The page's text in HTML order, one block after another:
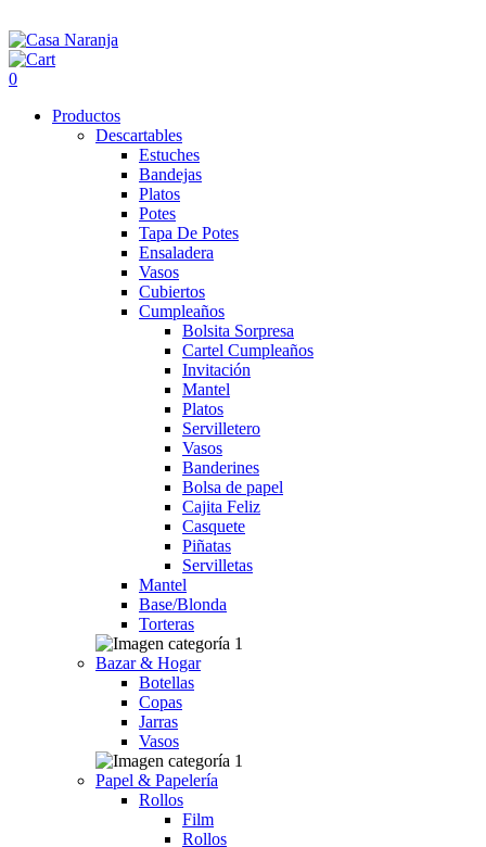
0
Productos
Descartables
Estuches
Bandejas
Platos
Potes
Tapa De Potes
Ensaladera
Vasos
Cubiertos
Cumpleaños
Bolsita Sorpresa
Cartel Cumpleaños
Invitación
Mantel
Platos
Servilletero
Vasos
Banderines
Bolsa de papel
Cajita Feliz
Casquete
Piñatas
Servilletas
Mantel
Base/Blonda
Torteras
Bazar & Hogar
Botellas
Copas
Jarras
Vasos
Papel & Papelería
Rollos
Film
Rollos